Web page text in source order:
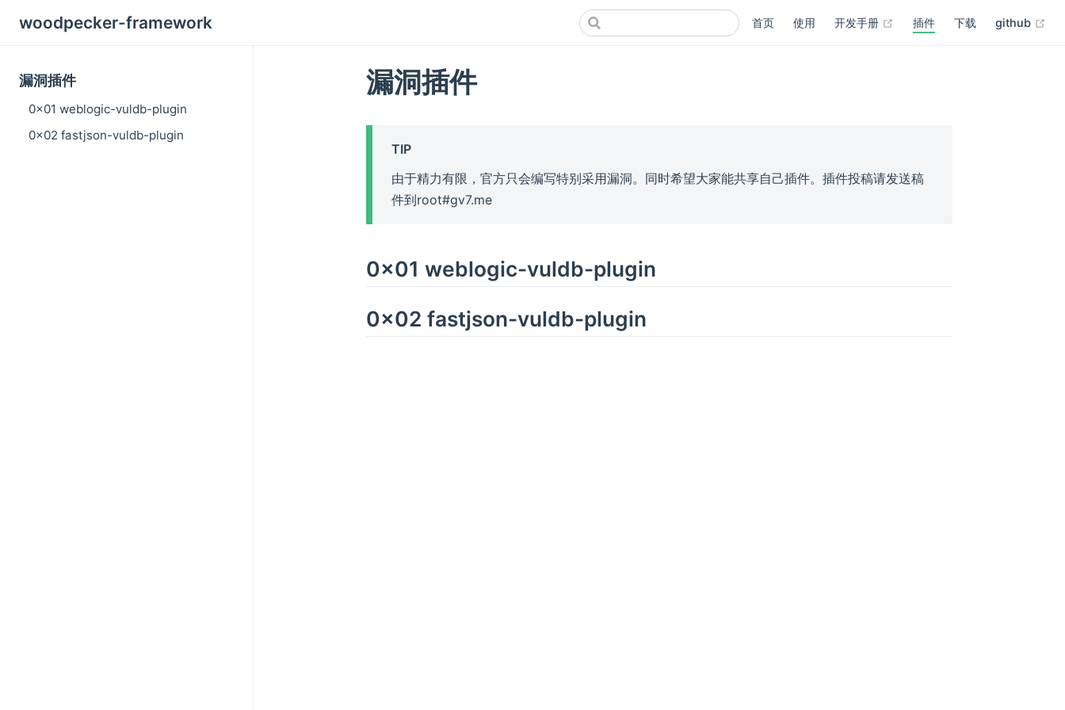
woodpecker-framework 首页 使用 开发手册 插件 下载 github
漏洞插件
0x01 weblogic-vuldb-plugin
0x02 fastjson-vuldb-plugin
漏洞插件
TIP
由于精力有限，官方只会编写特别采用漏洞。同时希望大家能共享自己插件。插件投稿请发送稿
件到root#gv7.me
0x01 weblogic-vuldb-plugin
0x02 fastjson-vuldb-plugin